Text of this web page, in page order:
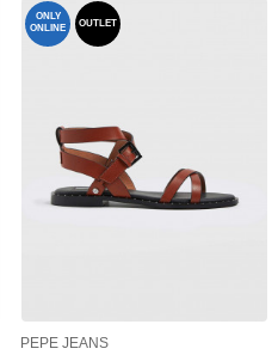
ONLY
ONLINE
OUTLET
PEPE JEANS